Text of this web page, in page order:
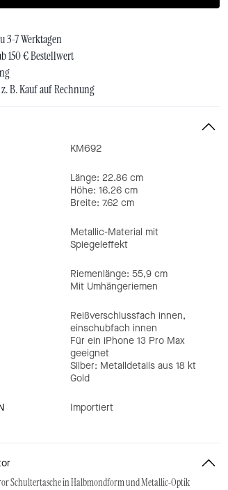
3-7 Werktagen
150 € Bestellwert
B. Kauf auf Rechnung
KM692
Länge: 22.86 cm
Höhe: 16.26 cm
Breite: 7.62 cm
Metallic-Material mit
Spiegeleffekt
Riemenlänge: 55,9 cm
Mit Umhängeriemen
Reißverschlussfach innen,
einschubfach innen
Für ein iPhone 13 Pro Max
geeignet
Silber: Metalldetails aus 18 kt
Gold
Importiert
Schultertasche in Halbmondform und Metallic-Optik